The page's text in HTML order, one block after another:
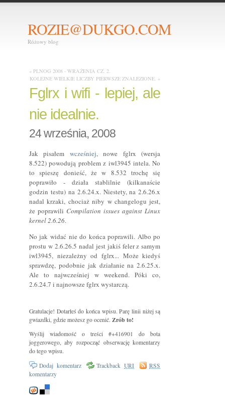
ROZIE@DUKGO.COM
Różowy blog
« PLNOG 2008 - WRAŻENIA CZ. 2.
KOLEJNE WIELKIE LICZBY PIERWSZE ZNALEZIONE. »
Fglrx i wifi - lepiej, ale
nie idealnie.
24 września, 2008
Jak pisałem wcześniej, nowe fglrx (wersja
8.522) powodują problem z iwl3945 intela. No
to spieszę donieść, że w 8.532 trochę się
poprawiło - działa stablilnie (kilkanaście
godzin testu) na 2.6.24.x. Niestety, na 2.6.26.x
nadal krzaki, chociaż niby w changelogu jest,
że poprawili Compilation issues against Linux
kernel 2.6.26.
No jak widać nie do końca poprawili. Albo po
prostu w 2.6.26.5 nadal jest jakiś feler z samym
iwl3945, niezależny od fglrx... Może kiedyś
sprawdzę, podobnie jak działanie na 2.6.25.x.
Ale to najwcześniej w weekend. Póki co,
2.6.24.7 i najnowsze fglrx wystarczą.
Gratulacje! Dotarłeś do końca wpisu. Parę linii niżej są
gwiazdki, gdzie możesz go ocenić. Zrób to!
Wyślij wiadomość o treści #+416901 do bota
joggerowego, aby rozpocząć obserwację komentarzy
do tego wpisu.
Dodaj komentarz
TrackbackURI
RSS
komentarzy